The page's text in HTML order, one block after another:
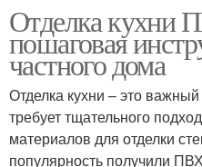
Отделка кухни
пошаговая
частного дома
Отделка кухни – это
требует тщательного
материалов для отделки
популярность получили